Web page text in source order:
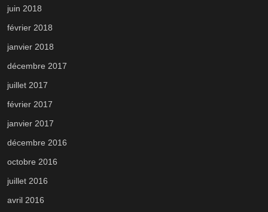
juin 2018
février 2018
janvier 2018
décembre 2017
juillet 2017
février 2017
janvier 2017
décembre 2016
octobre 2016
juillet 2016
avril 2016